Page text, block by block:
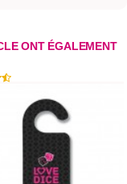
ONT ÉGALEMENT